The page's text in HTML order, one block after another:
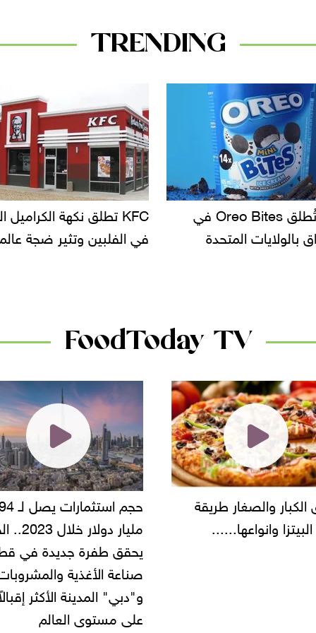
TRENDING
KFC تطلق نكهة الكراميل المملح
وتثير ضجة عالمية
دعوات للتحقيق في أسباب
سحب بعض ألبان الأطفال
FoodToday TV
حجم استثمارات يصل لـ 94
مليار دولار خلال 2023.. الخليج
"أمن القاهرة" يضبط
شركة مطاعم استولى على
أموال المواطنين بزعم